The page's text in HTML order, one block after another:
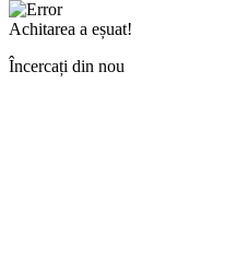
Achitarea a eșuat!
Încercați din nou